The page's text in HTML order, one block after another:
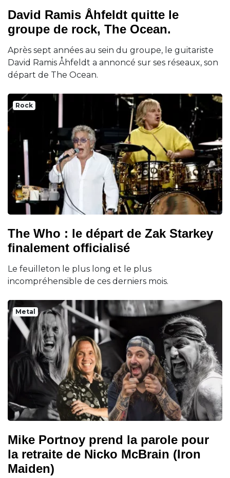
David Ramis Åhfeldt quitte le
groupe de rock, The Ocean.
Après sept années au sein du groupe, le guitariste
David Ramis Åhfeldt a annoncé sur ses réseaux, son
départ de The Ocean.
Rock
The Who : le départ de Zak Starkey
finalement officialisé
Le feuilleton le plus long et le plus
incompréhensible de ces derniers mois.
Metal
Mike Portnoy prend la parole pour
la retraite de Nicko McBrain (Iron
Maiden)